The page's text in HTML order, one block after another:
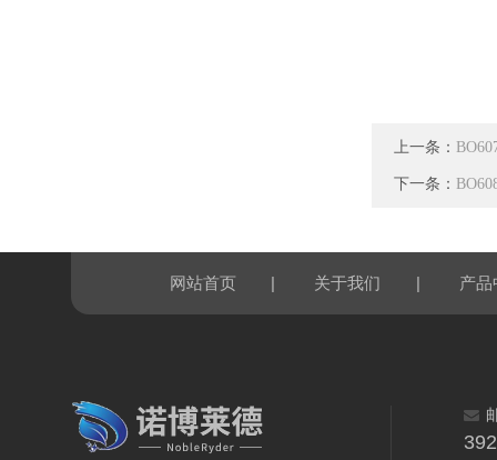
上一条：
下一条：
网站首页 | 关于我们 | 产品